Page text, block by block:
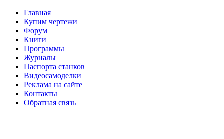
Главная
Купим чертежи
Форум
Книги
Программы
Журналы
Паспорта станков
Видеосамоделки
Реклама на сайте
Контакты
Обратная связь